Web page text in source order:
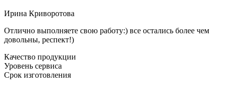
Ирина Криворотова
Отлично выполняете свою работу:) все остались более чем
довольны, респект!)
Качество продукции
Уровень сервиса
Срок изготовления